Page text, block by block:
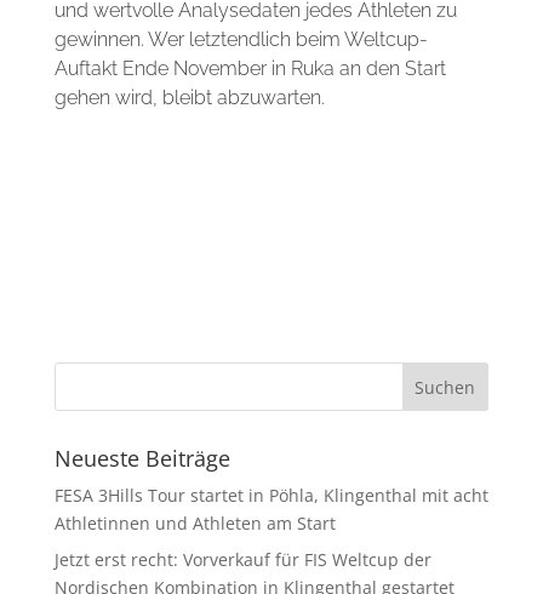
und wertvolle Analysedaten jedes Athleten zu
gewinnen. Wer letztendlich beim Weltcup-
Auftakt Ende November in Ruka an den Start
gehen wird, bleibt abzuwarten.
Neueste Beiträge
FESA 3Hills Tour startet in Pöhla, Klingenthal mit acht
Athletinnen und Athleten am Start
Jetzt erst recht: Vorverkauf für FIS Weltcup der
Nordischen Kombination in Klingenthal gestartet